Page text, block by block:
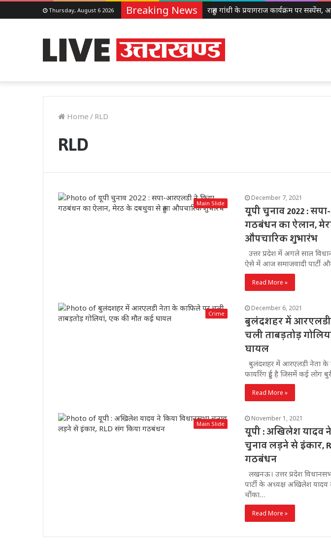
Thursday, August 6 2026 Breaking News
Home / RLD
RLD
Main Slide
December 7, 2021
यूपी चुनाव 2022 :
गठबंधन का ऐलान,
औपचारिक शुभारंभ
उत्तर प्रदेश में अगले साल
ऐसे में आज समाजवादी पार्टी
Read More »
Crime
December 6, 2021
बुलंदशहर में
चली ताबड़तोड़
घायल
बुलंदशहर में आरएलडी नेता के
फायरिंग हुई है जिसमें कई लोग
Read More »
Main Slide
November 1, 2021
यूपी : अखिलेश यादव
चुनाव लड़ने से इंकार,
गठबंधन
लखनऊ। उत्तर प्रदेश
पार्टी के अध्यक्ष अखिलेश
चौंका…
Read More »